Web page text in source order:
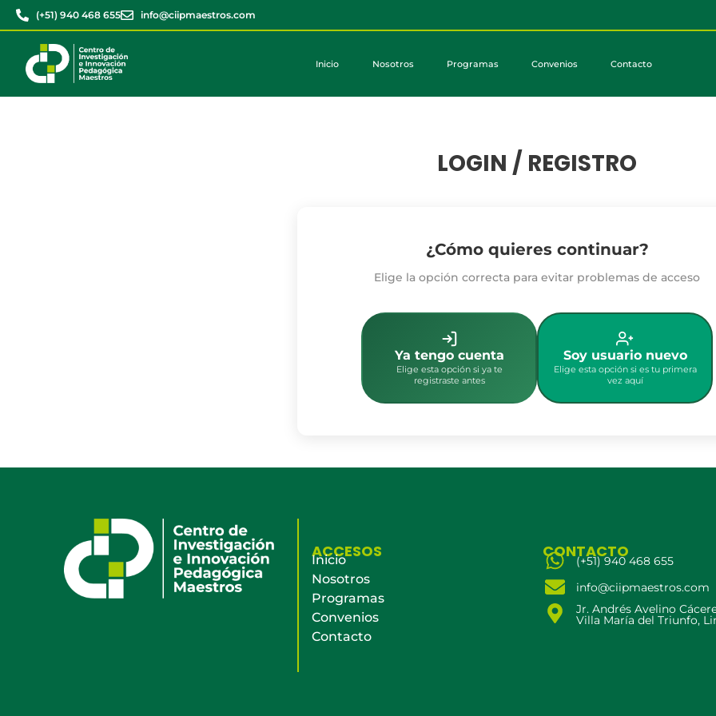
(+51) 940 468 655 info@ciipmaestros.com
Inicio Nosotros Programas Convenios Contacto
LOGIN / REGISTRO
¿Cómo quieres continuar?
Elige la opción correcta para evitar problemas de acceso
Ya tengo cuenta
Elige esta opción si ya te
registraste antes
Soy usuario nuevo
Elige esta opción si es tu primera
vez aquí
ACCESOS
Inicio
Nosotros
Programas
Convenios
Contacto
CONTACTO
(+51) 940 468 655
info@ciipmaestros.com
Jr. Andrés Avelino
Villa María del Triunfo,